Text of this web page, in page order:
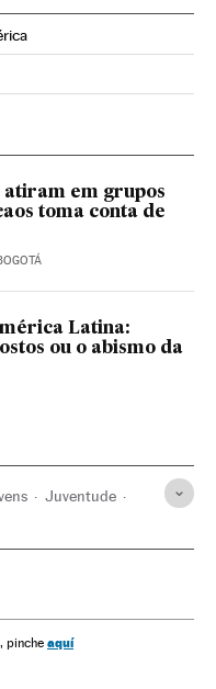
Facebook
atiram em grupos
toma conta de
Latina:
ou o abismo da
Juventude
pinche aquí